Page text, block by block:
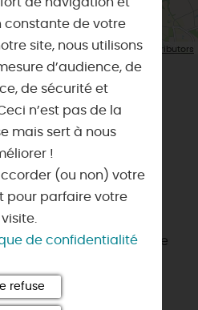
| Map data ©OpenStreetMap contributors
AUSSI
LA CAVE BY L'ANGE
Sabine & Laurent
Sommelière et lui Caviste
Depuis, 2011, ils s...
constante de votre
site, nous utilisons
d’audience, de
de sécurité et
n’est pas de la
mais sert à nous
!
(ou non) votre
pour parfaire votre
visite.
de confidentialité
refuse